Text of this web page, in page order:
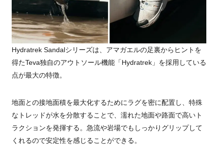
Hydratrek Sandalシリーズは、アマガエルの足裏からヒントを
得たTeva独自のアウトソール機能「Hydratrek」を採用している
点が最大の特徴。
地面との接地面積を最大化するためにラグを密に配置し、特殊
なトレッドが水を分散することで、濡れた地面や路面で高いト
ラクションを発揮する。急流や岩場でもしっかりグリップして
くれるので安定性を感じることができる。